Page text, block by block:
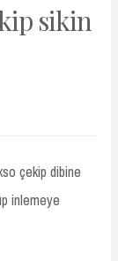
sikin
çekip dibine
inlemeye